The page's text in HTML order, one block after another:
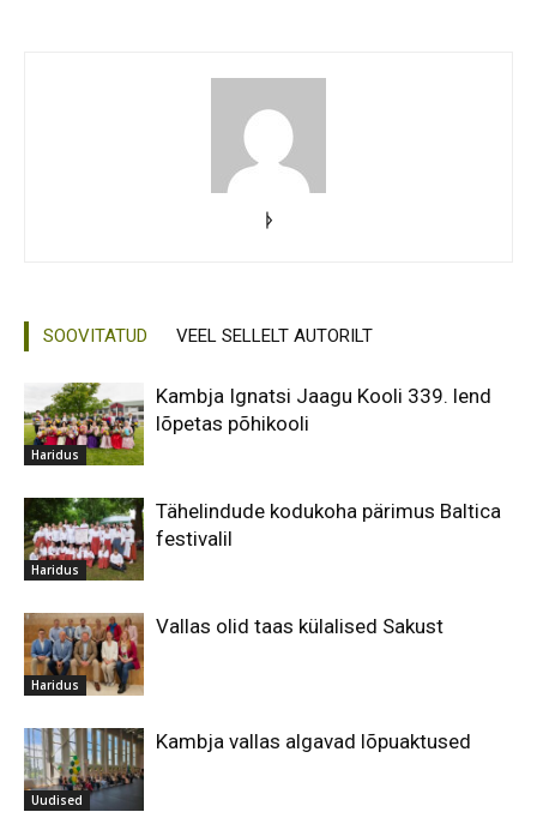
ᚦ
SOOVITATUD VEEL SELLELT AUTORILT
Haridus
Kambja Ignatsi Jaagu Kooli 339. lend
lõpetas põhikooli
Haridus
Tähelindude kodukoha pärimus Baltica
festivalil
Haridus
Vallas olid taas külalised Sakust
Uudised
Kambja vallas algavad lõpuaktused